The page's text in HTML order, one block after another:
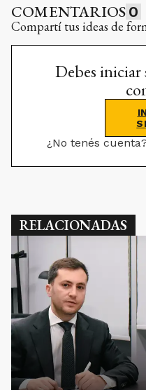
COMENTARIOS 0
Compartí tus ideas de
Debes iniciar
¿No tenés
RELACIONADAS